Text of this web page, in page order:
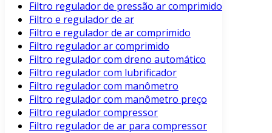
Filtro regulador de pressão ar comprimido
Filtro e regulador de ar
Filtro e regulador de ar comprimido
Filtro regulador ar comprimido
Filtro regulador com dreno automático
Filtro regulador com lubrificador
Filtro regulador com manômetro
Filtro regulador com manômetro preço
Filtro regulador compressor
Filtro regulador de ar para compressor